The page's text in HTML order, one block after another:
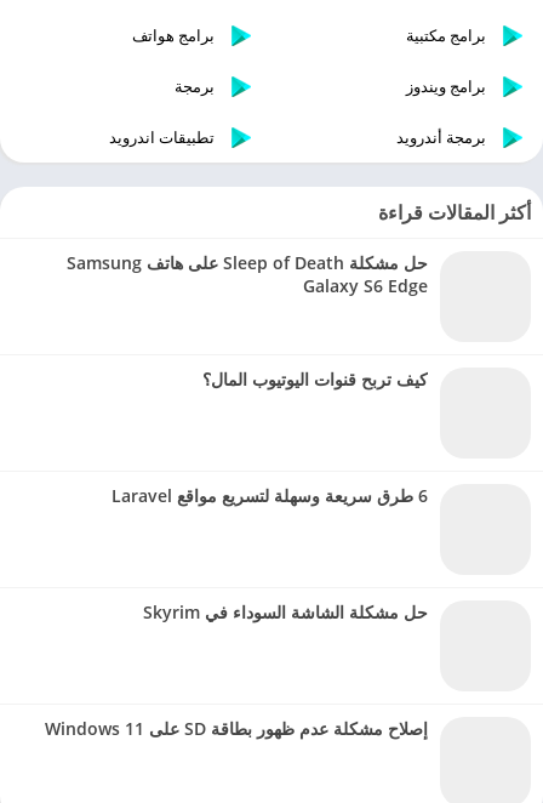
برامج مكتبية برامج هواتف
برامج ويندوز برمجة
برمجة أندرويد تطبيقات اندرويد
أكثر المقالات قراءة
حل مشكلة Sleep of Death على هاتف Samsung
Galaxy S6 Edge
كيف تربح قنوات اليوتيوب المال؟
6 طرق سريعة وسهلة لتسريع مواقع Laravel
حل مشكلة الشاشة السوداء في Skyrim
إصلاح مشكلة عدم ظهور بطاقة SD على Windows 11